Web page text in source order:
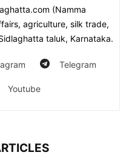
(Namma
agriculture, silk trade,
taluk, Karnataka.
Telegram
Youtube